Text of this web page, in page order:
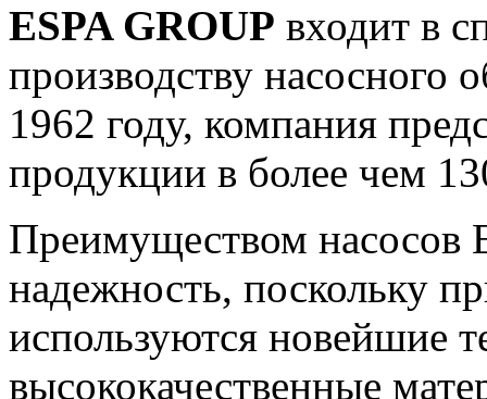
ESPA GROUP входит в
производству насосного
1962 году, компания
продукции в более чем
Преимуществом насосов
надежность, поскольку п
используются новейшие
высококачественные